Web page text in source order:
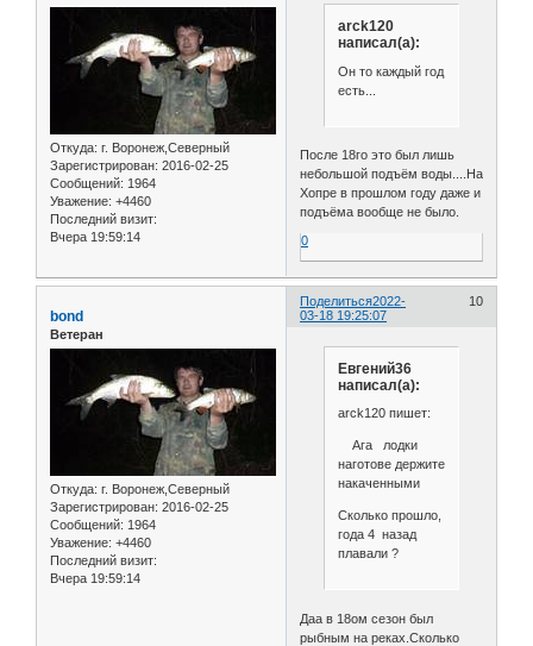
Откуда: г. Воронеж,Северный
Зарегистрирован: 2016-02-25
Сообщений: 1964
Уважение: +4460
Последний визит:
Вчера 19:59:14
arck120
написал(а):
Он то каждый год
есть...
После 18го это был лишь
небольшой подъём воды....На
Хопре в прошлом году даже и
подъёма вообще не было.
0
Поделиться 10
2022-
03-18 19:25:07
bond
Ветеран
Откуда: г. Воронеж,Северный
Зарегистрирован: 2016-02-25
Сообщений: 1964
Уважение: +4460
Последний визит:
Вчера 19:59:14
Евгений36
написал(а):
arck120 пишет:
Ага лодки
наготове держите
накаченными
Сколько прошло,
года 4 назад
плавали ?
Даа в 18ом сезон был
рыбным на реках.Сколько